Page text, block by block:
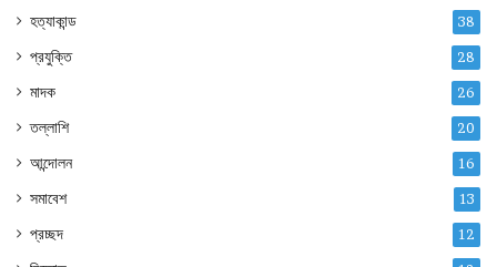
হত্যাকান্ড 38
প্রযুক্তি 28
মাদক 26
তল্লাশি 20
আন্দোলন 16
সমাবেশ 13
প্রচ্ছদ 12